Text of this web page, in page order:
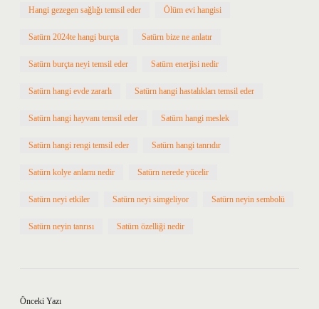
Hangi gezegen sağlığı temsil eder Ölüm evi hangisi
Satürn 2024te hangi burçta Satürn bize ne anlatır
Satürn burçta neyi temsil eder Satürn enerjisi nedir
Satürn hangi evde zararlı Satürn hangi hastalıkları temsil eder
Satürn hangi hayvanı temsil eder Satürn hangi meslek
Satürn hangi rengi temsil eder Satürn hangi tanrıdır
Satürn kolye anlamı nedir Satürn nerede yücelir
Satürn neyi etkiler Satürn neyi simgeliyor Satürn neyin sembolü
Satürn neyin tanrısı Satürn özelliği nedir
Önceki Yazı